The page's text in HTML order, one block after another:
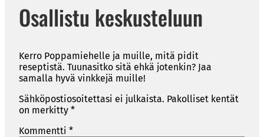
Osallistu keskusteluun
Kerro Poppamiehelle ja muille, mitä pidit
reseptistä. Tuunasitko sitä ehkä jotenkin? Jaa
samalla hyvä vinkkejä muille!
Sähköpostiosoitettasi ei julkaista. Pakolliset kentät
on merkitty *
Kommentti *